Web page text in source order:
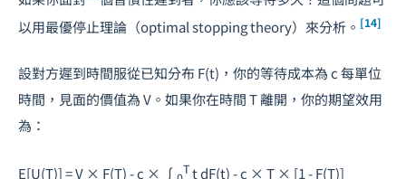
以用最優停止理論（optimal stopping theory）來分析。 [14]
設對方遲到時間服從已知分布 F(t) ，你的等待成本為c每單位
時間，見面的價值為V 。如果你在時間T離開，你的期望效用
為：
E[U(T)] = V × F(T) - c × ∫ Tt dF(t) - c × T × [1 - F(T)]